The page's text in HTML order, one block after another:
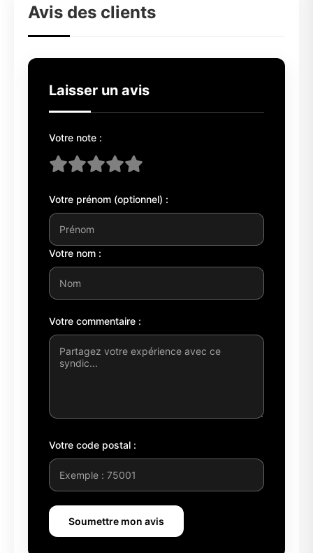
Avis des clients
Laisser un avis
Votre note :
Votre prénom (optionnel) :
Votre nom :
Votre commentaire :
Votre code postal :
Soumettre mon avis